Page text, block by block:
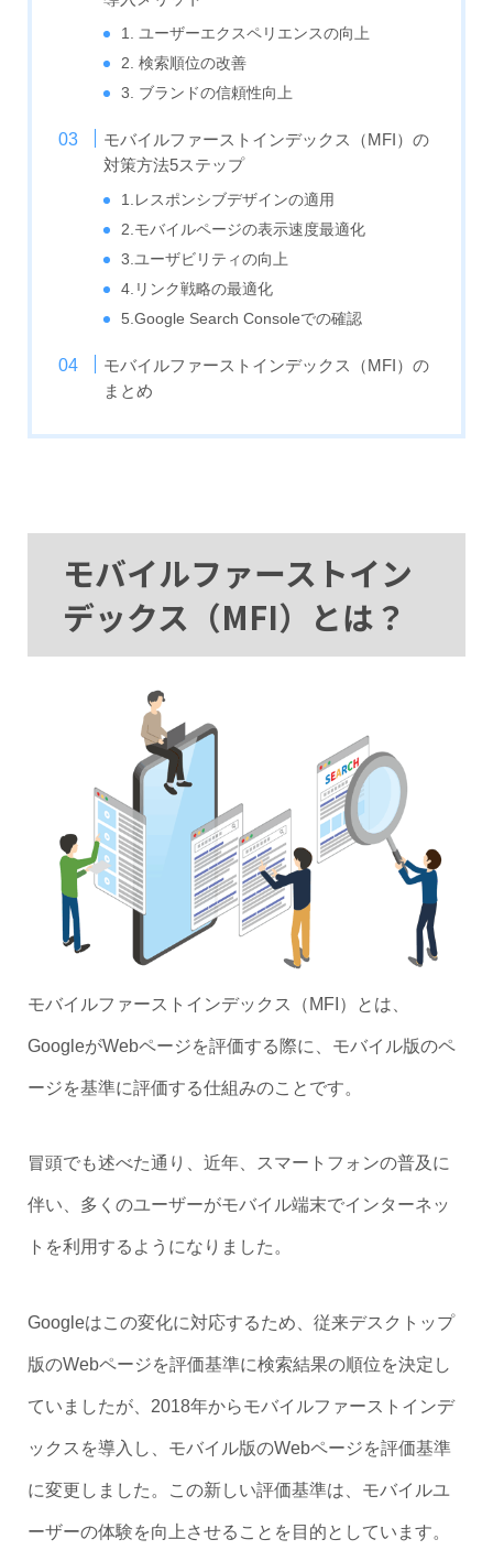
1. ユーザーエクスペリエンスの向上
2. 検索順位の改善
3. ブランドの信頼性向上
モバイルファーストインデックス（MFI）の
対策方法5ステップ
1.レスポンシブデザインの適用
2.モバイルページの表示速度最適化
3.ユーザビリティの向上
4.リンク戦略の最適化
5.Google Search Consoleでの確認
モバイルファーストインデックス（MFI）の
まとめ
モバイルファーストイン
デックス（MFI）とは？
モバイルファーストインデックス（MFI）とは、
GoogleがWebページを評価する際に、モバイル版のペ
ージを基準に評価する仕組みのことです。
冒頭でも述べた通り、近年、スマートフォンの普及に
伴い、多くのユーザーがモバイル端末でインターネッ
トを利用するようになりました。
Googleはこの変化に対応するため、従来デスクトップ
版のWebページを評価基準に検索結果の順位を決定し
ていましたが、2018年からモバイルファーストインデ
ックスを導入し、モバイル版のWebページを評価基準
に変更しました。この新しい評価基準は、モバイルユ
ーザーの体験を向上させることを目的としています。